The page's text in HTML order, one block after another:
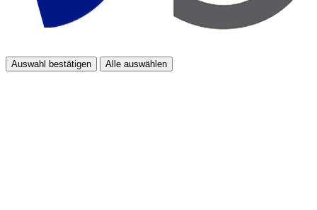
Auswahl bestätigen Alle auswählen